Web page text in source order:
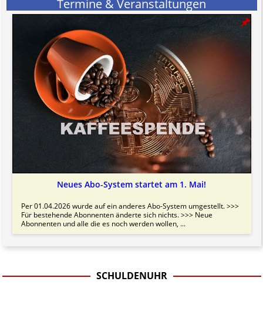
Termine & Veranstaltungen
Neues Abo-System startet am 1. Mai!
Per 01.04.2026 wurde auf ein anderes Abo-System umgestellt. >>>
Für bestehende Abonnenten änderte sich nichts. >>> Neue
Abonnenten und alle die es noch werden wollen, ...
SCHULDENUHR